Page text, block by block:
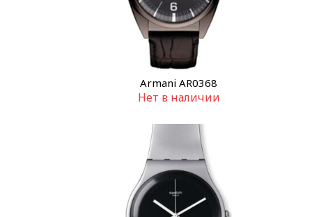
Armani AR0368
Нет в наличии